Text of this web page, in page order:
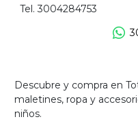
Descubre y compra en
maletines, ropa y
niños.
Tel. 3004284753